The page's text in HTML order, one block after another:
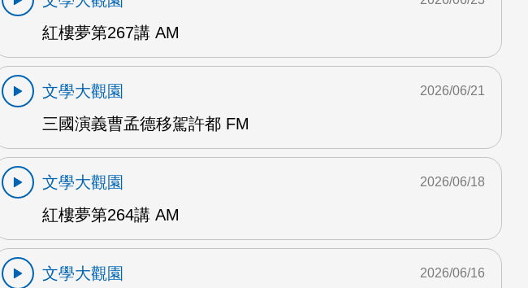
紅樓夢第267講 AM
文學大觀園
三國演義曹孟德移駕許都 FM
2026/06/21
文學大觀園
紅樓夢第264講 AM
2026/06/18
文學大觀園 2026/06/16